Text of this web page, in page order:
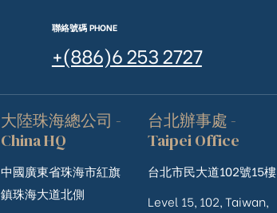
聯絡號碼 PHONE
+(886)6 253 2727
大陸珠海總公司 -
China HQ
中國廣東省珠海市紅旗
鎮珠海大道北側
台北辦事處 -
Taipei Office
台北市民大道102號15樓
Level 15, 102, Taiwan,